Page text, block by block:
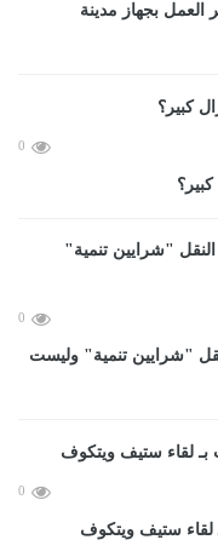
العمل بجهاز مدينة
0
0
"شرايين تنمية" وليست
0
لقاء ستيف ويتكوف